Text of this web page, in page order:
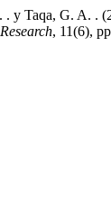
y Taqa, G. A. .
, 11(6),